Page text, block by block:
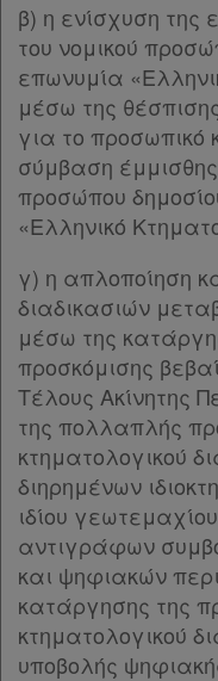
β) η ενίσχυση της
του νομικού
επωνυμία
μέσω της
για το προσωπικό
σύμβαση
προσώπου
«Ελληνικό
γ) η απλοποίηση
διαδικασιών
μέσω της
προσκόμισης
Τέλους Ακίνητης
της πολλαπλής
κτηματολογικού
διηρημένων
ιδίου
αντιγράφων
και ψηφιακών
κατάργησης της
κτηματολογικού
υποβολής